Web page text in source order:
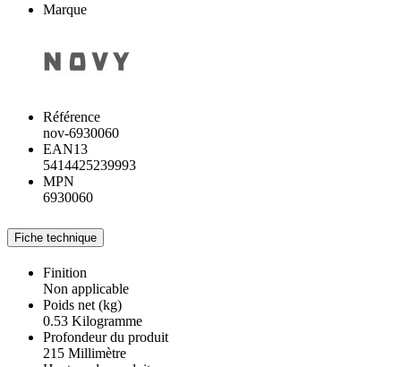
Marque
Référence
nov-6930060
EAN13
5414425239993
MPN
6930060
Fiche technique
Finition
Non applicable
Poids net (kg)
0.53 Kilogramme
Profondeur du produit
215 Millimètre